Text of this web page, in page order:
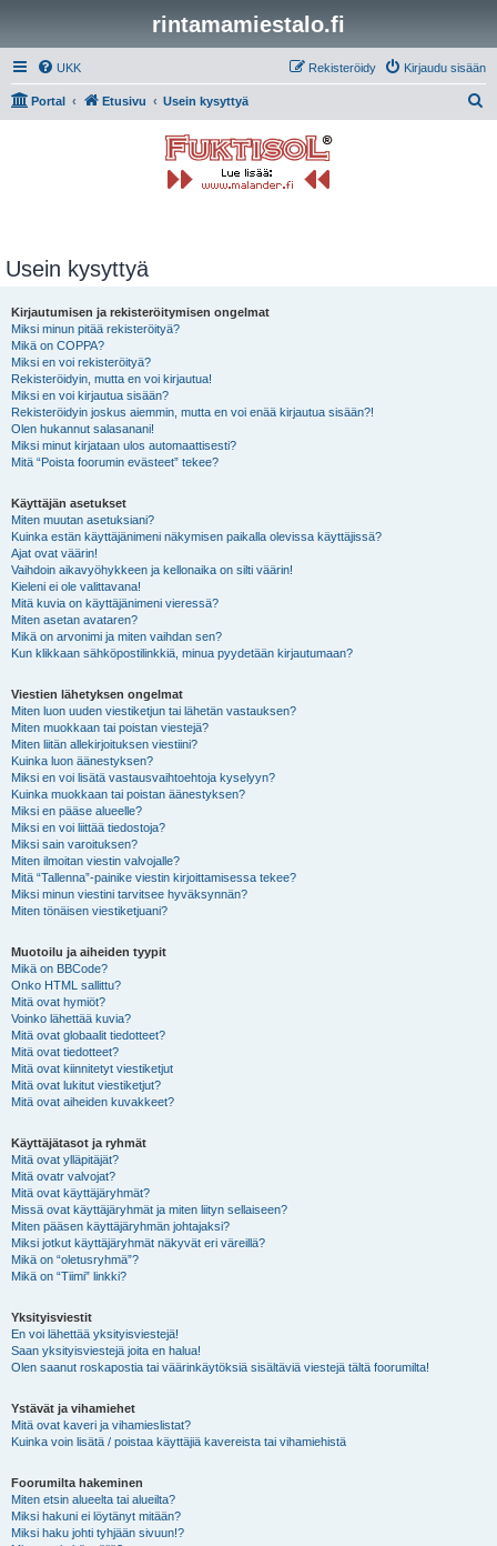
rintamamiestalo.fi
UKK Kirjaudu sisään
Rekisteröidy
Portal Etusivu Usein kysyttyä
Usein kysyttyä
Kirjautumisen ja rekisteröitymisen ongelmat
Miksi minun pitää rekisteröityä?
Mikä on COPPA?
Miksi en voi rekisteröityä?
Rekisteröidyin, mutta en voi kirjautua!
Miksi en voi kirjautua sisään?
Rekisteröidyin joskus aiemmin, mutta en voi enää kirjautua sisään?!
Olen hukannut salasanani!
Miksi minut kirjataan ulos automaattisesti?
Mitä “Poista foorumin evästeet” tekee?
Käyttäjän asetukset
Miten muutan asetuksiani?
Kuinka estän käyttäjänimeni näkymisen paikalla olevissa käyttäjissä?
Ajat ovat väärin!
Vaihdoin aikavyöhykkeen ja kellonaika on silti väärin!
Kieleni ei ole valittavana!
Mitä kuvia on käyttäjänimeni vieressä?
Miten asetan avataren?
Mikä on arvonimi ja miten vaihdan sen?
Kun klikkaan sähköpostilinkkiä, minua pyydetään kirjautumaan?
Viestien lähetyksen ongelmat
Miten luon uuden viestiketjun tai lähetän vastauksen?
Miten muokkaan tai poistan viestejä?
Miten liitän allekirjoituksen viestiini?
Kuinka luon äänestyksen?
Miksi en voi lisätä vastausvaihtoehtoja kyselyyn?
Kuinka muokkaan tai poistan äänestyksen?
Miksi en pääse alueelle?
Miksi en voi liittää tiedostoja?
Miksi sain varoituksen?
Miten ilmoitan viestin valvojalle?
Mitä “Tallenna”-painike viestin kirjoittamisessa tekee?
Miksi minun viestini tarvitsee hyväksynnän?
Miten tönäisen viestiketjuani?
Muotoilu ja aiheiden tyypit
Mikä on BBCode?
Onko HTML sallittu?
Mitä ovat hymiöt?
Voinko lähettää kuvia?
Mitä ovat globaalit tiedotteet?
Mitä ovat tiedotteet?
Mitä ovat kiinnitetyt viestiketjut
Mitä ovat lukitut viestiketjut?
Mitä ovat aiheiden kuvakkeet?
Käyttäjätasot ja ryhmät
Mitä ovat ylläpitäjät?
Mitä ovatr valvojat?
Mitä ovat käyttäjäryhmät?
Missä ovat käyttäjäryhmät ja miten liityn sellaiseen?
Miten pääsen käyttäjäryhmän johtajaksi?
Miksi jotkut käyttäjäryhmät näkyvät eri väreillä?
Mikä on “oletusryhmä”?
Mikä on “Tiimi” linkki?
Yksityisviestit
En voi lähettää yksityisviestejä!
Saan yksityisviestejä joita en halua!
Olen saanut roskapostia tai väärinkäytöksiä sisältäviä viestejä tältä foorumilta!
Ystävät ja vihamiehet
Mitä ovat kaveri ja vihamieslistat?
Kuinka voin lisätä / poistaa käyttäjiä kavereista tai vihamiehistä
Foorumilta hakeminen
Miten etsin alueelta tai alueilta?
Miksi hakuni ei löytänyt mitään?
Miksi haku johti tyhjään sivuun!?